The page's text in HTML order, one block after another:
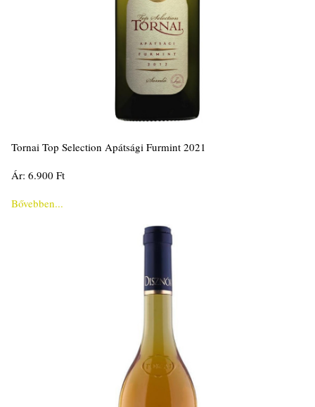
Tornai Top Selection Apátsági Furmint 2021
Ár: 6.900 Ft
Bővebben...